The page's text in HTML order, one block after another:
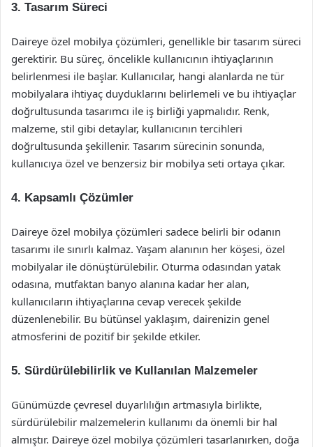
3. Tasarım Süreci
Daireye özel mobilya çözümleri, genellikle bir tasarım süreci
gerektirir. Bu süreç, öncelikle kullanıcının ihtiyaçlarının
belirlenmesi ile başlar. Kullanıcılar, hangi alanlarda ne tür
mobilyalara ihtiyaç duyduklarını belirlemeli ve bu ihtiyaçlar
doğrultusunda tasarımcı ile iş birliği yapmalıdır. Renk,
malzeme, stil gibi detaylar, kullanıcının tercihleri
doğrultusunda şekillenir. Tasarım sürecinin sonunda,
kullanıcıya özel ve benzersiz bir mobilya seti ortaya çıkar.
4. Kapsamlı Çözümler
Daireye özel mobilya çözümleri sadece belirli bir odanın
tasarımı ile sınırlı kalmaz. Yaşam alanının her köşesi, özel
mobilyalar ile dönüştürülebilir. Oturma odasından yatak
odasına, mutfaktan banyo alanına kadar her alan,
kullanıcıların ihtiyaçlarına cevap verecek şekilde
düzenlenebilir. Bu bütünsel yaklaşım, dairenizin genel
atmosferini de pozitif bir şekilde etkiler.
5. Sürdürülebilirlik ve Kullanılan Malzemeler
Günümüzde çevresel duyarlılığın artmasıyla birlikte,
sürdürülebilir malzemelerin kullanımı da önemli bir hal
almıştır. Daireye özel mobilya çözümleri tasarlanırken, doğa